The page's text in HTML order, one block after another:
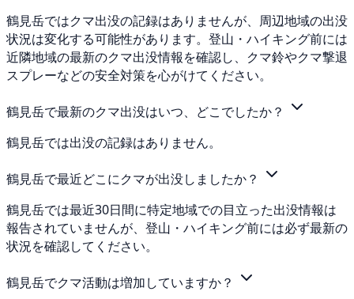
鶴見岳ではクマ出没の記録はありませんが、周辺地域の出没
状況は変化する可能性があります。登山・ハイキング前には
近隣地域の最新のクマ出没情報を確認し、クマ鈴やクマ撃退
スプレーなどの安全対策を心がけてください。
鶴見岳で最新のクマ出没はいつ、どこでしたか？
鶴見岳では出没の記録はありません。
鶴見岳で最近どこにクマが出没しましたか？
鶴見岳では最近30日間に特定地域での目立った出没情報は
報告されていませんが、登山・ハイキング前には必ず最新の
状況を確認してください。
鶴見岳でクマ活動は増加していますか？